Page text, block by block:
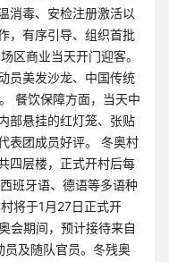
消毒、安检注册激活以
，有序引导、组织首批
区商业当天开门迎客。
员美发沙龙、中国传统
餐饮保障方面，当天中
部悬挂的红灯笼、张贴
表团成员好评。 冬奥村
四层楼，正式开村后每
班牙语、德语等多语种
将于1月27日正式开
会期间，预计接待来自
及随队官员。冬残奥